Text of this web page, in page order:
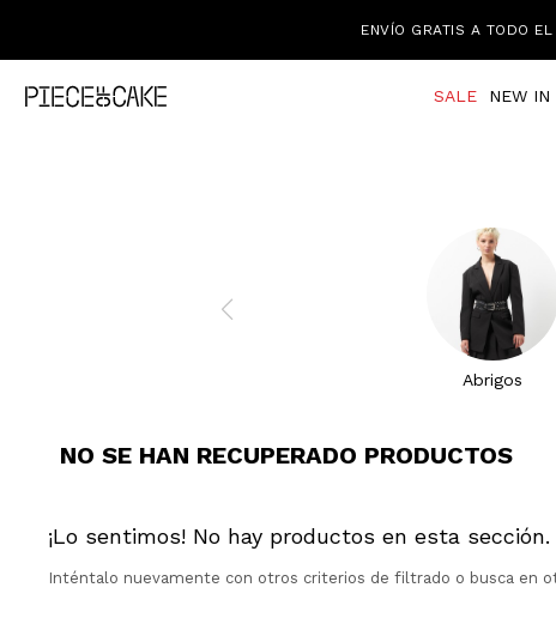
ENVÍO GRATIS A TODO
SALE NEW IN
Abrigos
NO SE HAN RECUPERADO PRODUCTOS
¡Lo sentimos! No hay productos en esta sección.
Inténtalo nuevamente con otros criterios de filtrado o busca en